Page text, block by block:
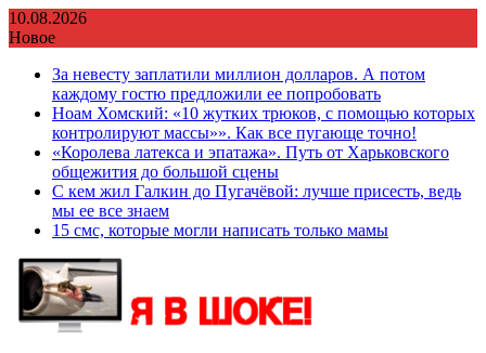
Перейти
к
10.08.2026
Новое
За невесту заплатили миллион долларов. А потом
каждому гостю предложили ее попробовать
Ноам Хомский: «10 жутких трюков, с помощью которых
контролируют массы»». Как все пугающе точно!
«Королева латекса и эпатажа». Путь от Харьковского
общежития до большой сцены
С кем жил Галкин до Пугачёвой: лучше присесть, ведь
мы ее все знаем
15 смс, которые могли написать только мамы